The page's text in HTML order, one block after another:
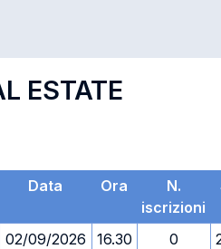
ESTATE
Data Ora
N.
iscrizioni
02/09/2026 16.30 0